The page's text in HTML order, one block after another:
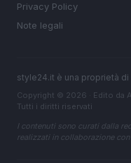
Privacy Policy
Note legali
style24.it è una proprietà
Copyright © 2026 · Edito da
Tutti i diritti riservati
I contenuti sono curati dalla
realizzati in collaborazione